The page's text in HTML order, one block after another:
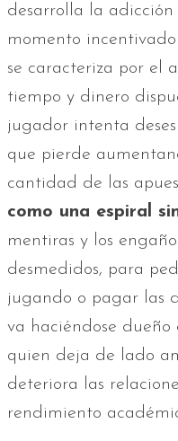
desarrolla la
momento
se caracteriza por el
tiempo y dinero
jugador intenta
que pierde
cantidad de las
como una espiral
mentiras y los
desmedidos, para
jugando o pagar las
va haciéndose
quien deja de lado
deteriora las
rendimiento